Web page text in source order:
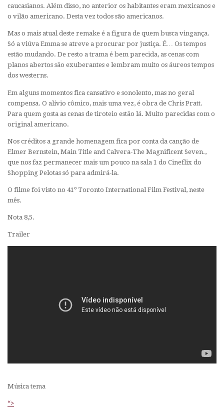
caucasianos. Além disso, no anterior os habitantes eram mexicanos e
o vilão americano. Desta vez todos são americanos.
Mas o mais atual deste remake é a figura de quem busca vingança.
Só a viúva Emma se atreve a procurar por justiça. É… Os tempos
estão mudando. De resto a trama é bem parecida, as cenas com
planos abertos são exuberantes e lembram muito os áureos tempos
dos westerns.
Em alguns momentos fica cansativo e sonolento, mas no geral
compensa. O alívio cômico, mais uma vez, é obra de Chris Pratt.
Para quem gosta as cenas de tiroteio estão lá. Muito parecidas com o
original americano.
Nos créditos a grande homenagem fica por conta da canção de
Elmer Bernstein, Main Title and Calvera-The Magnificent Seven.,
que nos faz permanecer mais um pouco na sala 1 do Cineflix do
Shopping Pelotas só para admirá-la.
O filme foi visto no 41º Toronto International Film Festival, neste
mês.
Nota 8,5.
Trailer
Música tema
“>